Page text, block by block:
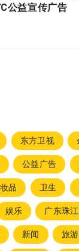
公益宣传广告
东方卫视
公益广告
品 卫生
娱乐
广东珠江
新闻
旅游